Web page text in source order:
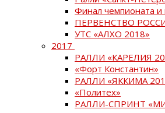
Финал чемпионата
ПЕРВЕНСТВО
УТС «АЛХО 2018»
2017
РАЛЛИ «КАРЕЛИЯ
«Форт Константин»
РАЛЛИ «ЯККИМА
«Политех»
РАЛЛИ-СПРИНТ